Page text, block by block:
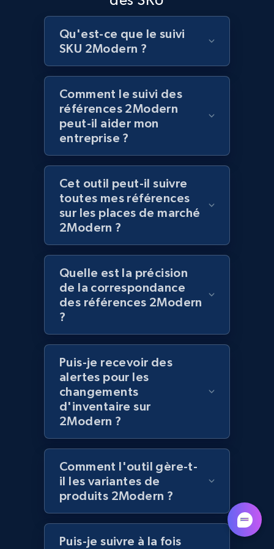
Lazada - Products
URL, Title, Rating, Reviews, Initial price, Final
price, Currency, Stock, and more.
991+ 165+ Commencer
Lazada - Products - Discover products by
keyword
URL, Title, Rating, Reviews, Initial price, Final
price, Currency, Stock, and more.
Lazada - Products - Discover products by
category URL or brand URL
URL, Title, Rating, Reviews, Initial price, Final
price, Currency, Stock, and more.
991+ 165+
Lazada - Products - Discover products by
seller URL
URL, Title, Rating, Reviews, Initial price, Final
price, Currency, Stock, and more.
Qu'est-ce que le suivi
SKU 2Modern ?
Comment le suivi des
références 2Modern
peut-il aider mon
entreprise ?
Cet outil peut-il suivre
toutes mes références
sur les places de marché
2Modern ?
Quelle est la précision
de la correspondance
des références 2Modern
?
Puis-je recevoir des
alertes pour les
changements
d'inventaire sur
2Modern ?
Comment l'outil gère-t-
il les variantes de
produits 2Modern ?
Puis-je suivre à la fois